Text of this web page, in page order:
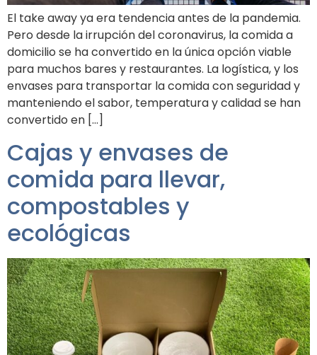
El take away ya era tendencia antes de la pandemia.
Pero desde la irrupción del coronavirus, la comida a
domicilio se ha convertido en la única opción viable
para muchos bares y restaurantes. La logística, y los
envases para transportar la comida con seguridad y
manteniendo el sabor, temperatura y calidad se han
convertido en […]
Cajas y envases de
comida para llevar,
compostables y
ecológicas